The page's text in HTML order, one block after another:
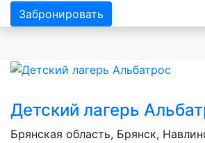
Забронировать
Детский лагерь
Брянская область, Брянск,